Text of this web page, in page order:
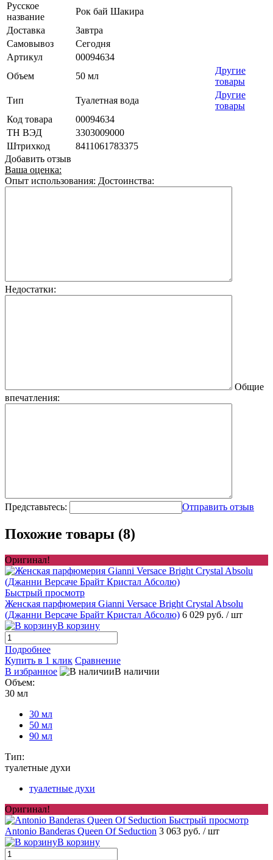
Русское
название
Рок бай Шакира
Доставка
Завтра
Самовывоз
Сегодня
Артикул
00094634
Объем
50 мл
Другие
товары
Тип
Туалетная вода
Другие
товары
Код товара
00094634
ТН ВЭД
3303009000
Штрихкод
8411061783375
Добавить отзыв
Ваша оценка:
Опыт использования: Достоинства:
Недостатки:
Общие
впечатления:
Представьтесь: Отправить отзыв
Похожие товары (8)
Оригинал!
Быстрый просмотр
Женская парфюмерия Gianni Versace Bright Crystal Absolu
(Джанни Версаче Брайт Кристал Абсолю) 6 029 руб. / шт
В корзину
Подробнее
Купить в 1 клик Сравнение
В избранное
В наличии
Объем:
30 мл
30 мл
50 мл
90 мл
Тип:
туалетные духи
туалетные духи
Оригинал!
Быстрый просмотр
Antonio Banderas Queen Of Seduction 3 063 руб. / шт
В корзину